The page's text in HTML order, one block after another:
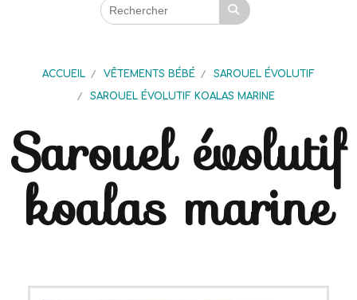
ACCUEIL VÊTEMENTS BÉBÉ
SAROUEL ÉVOLUTIF
SAROUEL ÉVOLUTIF KOALAS MARINE
Sarouel évolutif
koalas marine